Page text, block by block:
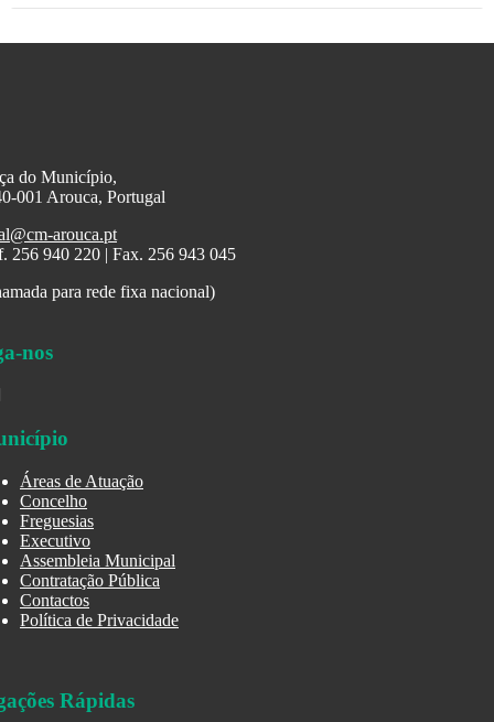
do Município,
001 Arouca, Portugal
arouca.pt
256 940 220 | Fax. 256 943 045
para rede fixa nacional)
nos
Áreas de Atuação
Concelho
Freguesias
Executivo
Assembleia Municipal
Contratação Pública
Contactos
Política de Privacidade
Rápidas